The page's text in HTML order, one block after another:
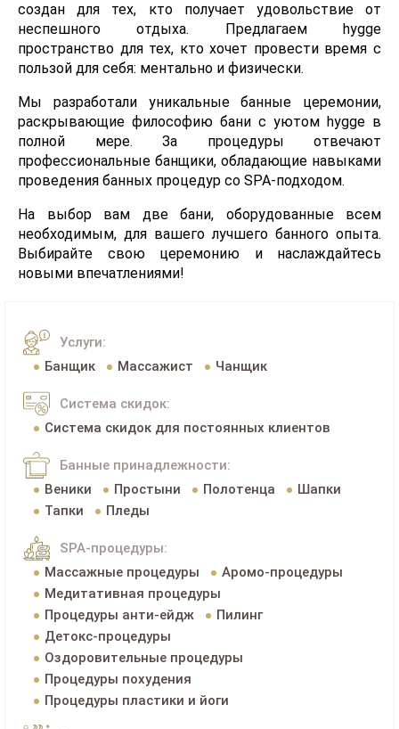
создан для тех, кто получает удовольствие от
неспешного отдыха. Предлагаем hygge
пространство для тех, кто хочет провести время с
пользой для себя: ментально и физически.
Мы разработали уникальные банные церемонии,
раскрывающие философию бани с уютом hygge в
полной мере. За процедуры отвечают
профессиональные банщики, обладающие навыками
проведения банных процедур со SPA-подходом.
На выбор вам две бани, оборудованные всем
необходимым, для вашего лучшего банного опыта.
Выбирайте свою церемонию и наслаждайтесь
новыми впечатлениями!
Услуги:
Банщик
Массажист Чанщик
Система скидок:
Система скидок для постоянных клиентов
Банные принадлежности:
Веники
Простыни Полотенца
Шапки
Тапки
Пледы
SPA-процедуры:
Массажные процедуры
Аромо-процедуры
Медитативная процедуры
Процедуры анти-ейдж
Пилинг
Детокс-процедуры
Оздоровительные процедуры
Процедуры похудения
Процедуры пластики и йоги